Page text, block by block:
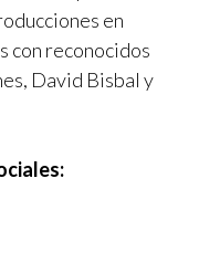
en
con reconocidos
David Bisbal y